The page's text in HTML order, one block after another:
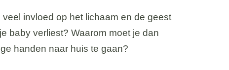
invloed op het lichaam en de geest
baby verliest? Waarom moet je dan
handen naar huis te gaan?